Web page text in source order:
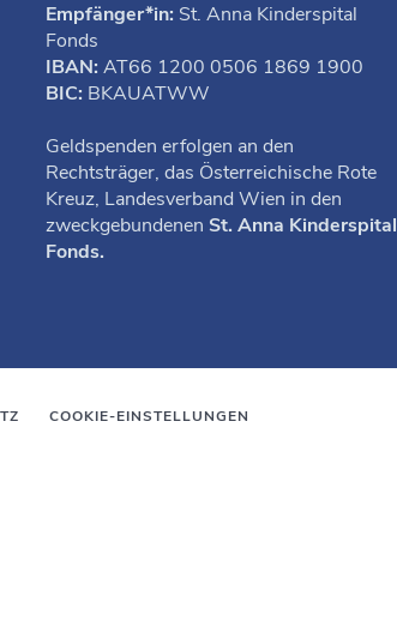
Empfänger*in: St. Anna Kinderspital
Fonds
IBAN:AT66 1200 0506 1869 1900
BIC: BKAUATWW
Geldspenden erfolgen an den
Rechtsträger, das Österreichische Rote
Kreuz, Landesverband Wien in den
zweckgebundenen St. Anna Kinderspital
Fonds.
COOKIE-EINSTELLUNGEN